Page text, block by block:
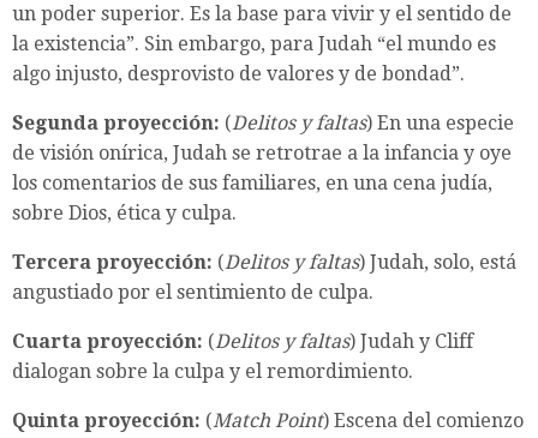
un poder superior. Es la base para vivir y el sentido de
la existencia”. Sin embargo, para Judah “el mundo es
algo injusto, desprovisto de valores y de bondad”.
Segunda proyección: (Delitos y faltas) En una especie
de visión onírica, Judah se retrotrae a la infancia y oye
los comentarios de sus familiares, en una cena judía,
sobre Dios, ética y culpa.
Tercera proyección: (Delitos y faltas) Judah, solo, está
angustiado por el sentimiento de culpa.
Cuarta proyección: (Delitos y faltas) Judah y Cliff
dialogan sobre la culpa y el remordimiento.
Quinta proyección: (Match Point) Escena del comienzo